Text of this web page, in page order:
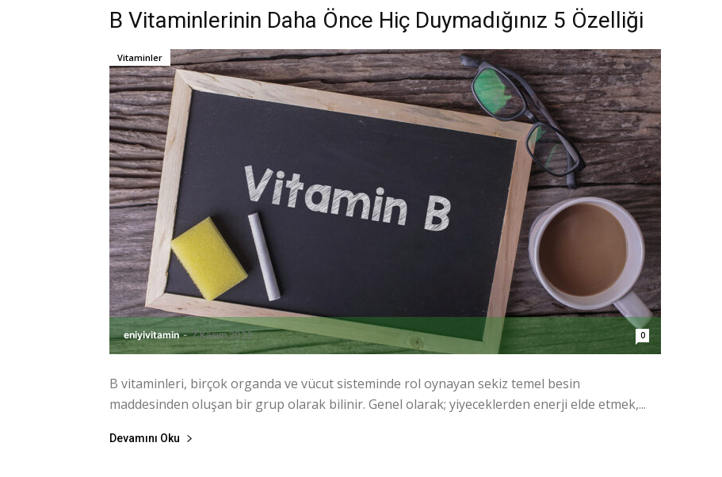
B Vitaminlerinin Daha Önce Hiç Duymadığınız 5 Özelliği
eniyivitamin - 7 Kasım 2023 0
Vitaminler
B vitaminleri, birçok organda ve vücut sisteminde rol oynayan sekiz temel besin
maddesinden oluşan bir grup olarak bilinir. Genel olarak; yiyeceklerden enerji elde etmek,...
Devamını Oku